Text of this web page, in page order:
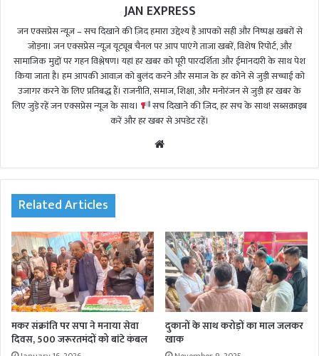
JAN EXPRESS
जन एक्सप्रेस न्यूज़ – सच दिखाने की ज़िद हमारा उद्देश्य है आपको सही और निष्पक्ष खबरों से
जोड़ना। जन एक्सप्रेस न्यूज़ यूट्यूब चैनल पर आप पाएंगे ताजा खबरें, विशेष रिपोर्ट, और
सामाजिक मुद्दों पर गहन विश्लेषण। यहां हर खबर को पूरी पारदर्शिता और ईमानदारी के साथ पेश
किया जाता है। हम आपकी आवाज़ को बुलंद करने और समाज के हर कोने से जुड़ी सच्चाई को
उजागर करने के लिए प्रतिबद्ध हैं। राजनीति, समाज, शिक्षा, और मनोरंजन से जुड़ी हर खबर के
लिए जुड़े रहें जन एक्सप्रेस न्यूज़ के साथ।
सच दिखाने की ज़िद, हर सच के साथ! सब्सक्राइब
करें और हर खबर से अपडेट रहें।
te
Related Articles
मकर संक्रांति पर सपा ने मनाया सेवा
दिवस, 500 जरूरतमंदों को बांटे कंबल
दुकानों के साथ करोड़ों का माल जलकर
खाक